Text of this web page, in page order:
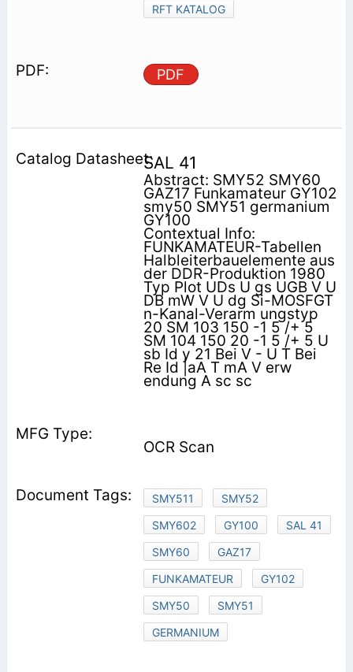
RFT KATALOG
PDF
SAL 41
Abstract: SMY52 SMY60
GAZ17 Funkamateur GY102
smy50 SMY51 germanium
GY100
Contextual Info:
FUNKAMATEUR-Tabellen
Halbleiterbauelemente aus
der DDR-Produktion 1980
Typ Plot UDs U gs UGB V U
DB mW V U dg Si-MOSFGT
n-Kanal-Verarm ungstyp
20 SM 103 150 -1 5 /+ 5
SM 104 150 20 -1 5 /+ 5 U
sb Id y 21 Bei V - U T Bei
Re Id |aA T mA V erw
endung A sc sc
OCR Scan
SMY511
SMY52
SMY602
GY100
SAL 41
SMY60
GAZ17
FUNKAMATEUR
GY102
SMY50
SMY51
GERMANIUM